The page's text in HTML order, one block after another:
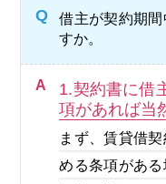
Q
借主が契約期
すか。
A
1.契約書に借
項があれば当
まず、賃貸借
める条項があ